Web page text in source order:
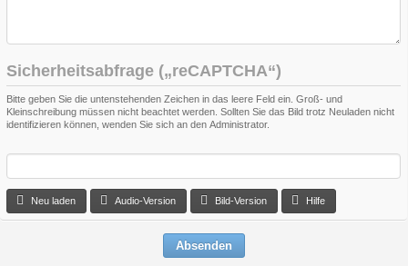
Sicherheitsabfrage („reCAPTCHA“)
Bitte geben Sie die untenstehenden Zeichen in das leere Feld ein. Groß- und
Kleinschreibung müssen nicht beachtet werden. Sollten Sie das Bild trotz Neuladen nicht
identifizieren können, wenden Sie sich an den Administrator.
Neu laden Audio-Version Bild-Version Hilfe